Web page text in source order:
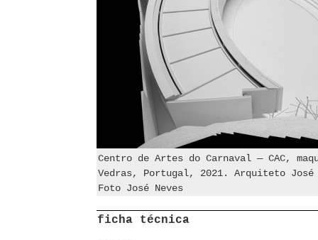
Centro de Artes do Carnaval — CAC,
Vedras, Portugal, 2021. Arquiteto José
Foto José Neves
ficha técnica